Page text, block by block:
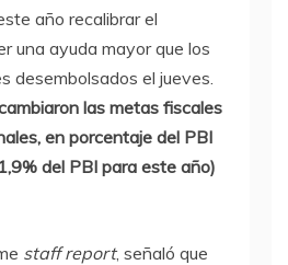
año recalibrar el
una ayuda mayor que los
desembolsados el jueves.
las metas fiscales
en porcentaje del PBI
del PBI para este año)
staff report, señaló que